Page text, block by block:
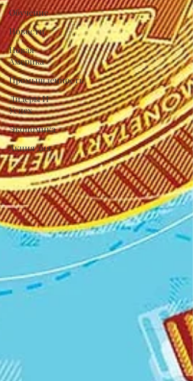
Обучение
Новости
Новая
Америка
Промышленность
Лидеры И
Успех
Экономика
Акция дня